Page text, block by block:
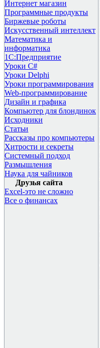
Интернет магазин
Программные продукты
Биржевые роботы
Искусственный интеллект
Математика и
информатика
1С:Предприятие
Уроки C#
Уроки Delphi
Уроки программирования
Web-программирование
Дизайн и графика
Компьютер для блондинок
Исходники
Статьи
Рассказы про компьютеры
Хитрости и секреты
Системный подход
Размышления
Наука для чайников
Друзья сайта
Excel-это не сложно
Все о финансах